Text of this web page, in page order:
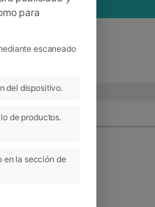
para
escaneado
del dispositivo.
de productos.
en la sección de